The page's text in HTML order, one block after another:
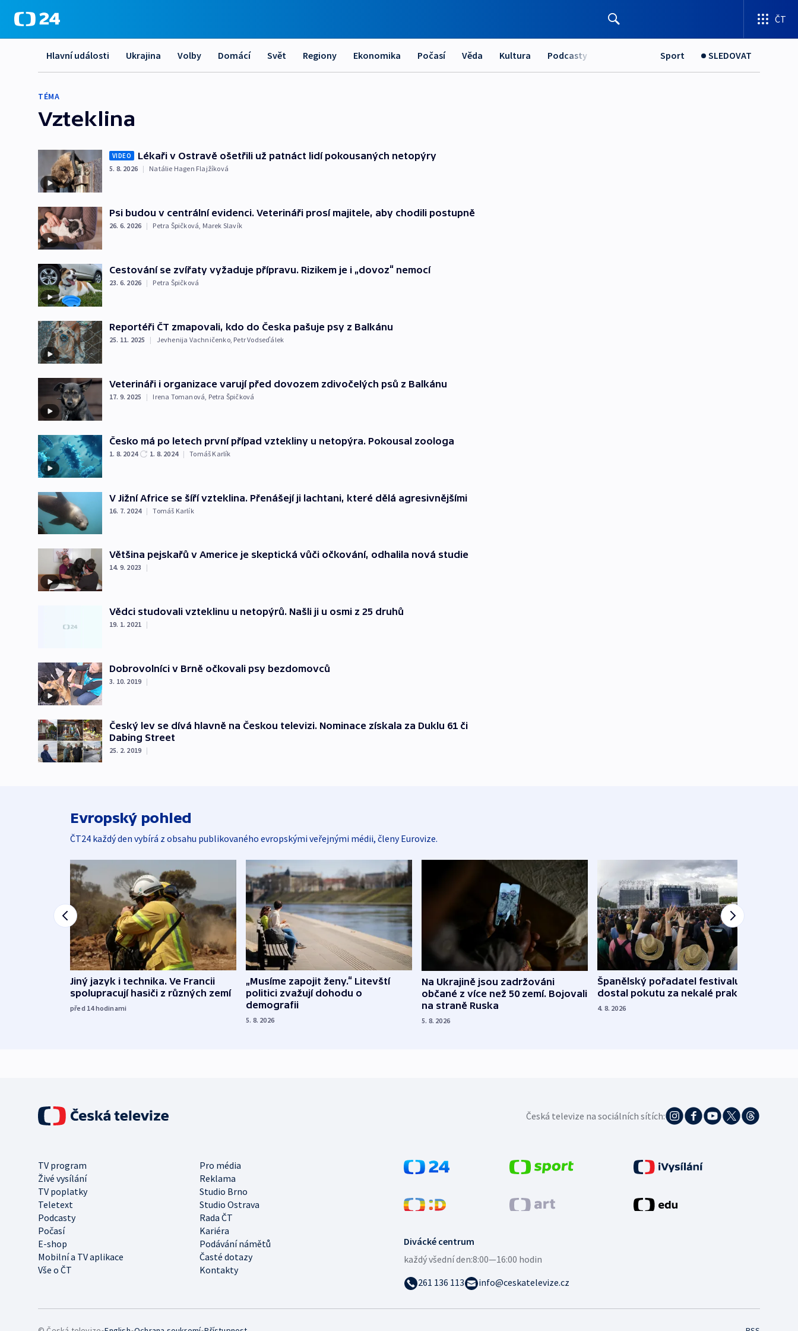
ČT
Hlavní události Ukrajina Volby Domácí Svět Regiony Ekonomika Počasí Věda Kultura Podcasty Sport SLEDOVAT
TÉMA
Vzteklina
VIDEO Lékaři v Ostravě ošetřili už patnáct lidí pokousaných netopýry
5. 8. 2026 | Natálie Hagen Flajžíková
Psi budou v centrální evidenci. Veterináři prosí majitele, aby chodili postupně
26. 6. 2026 | Petra Špičková, Marek Slavík
Cestování se zvířaty vyžaduje přípravu. Rizikem je i „dovoz“ nemocí
23. 6. 2026 | Petra Špičková
Reportéři ČT zmapovali, kdo do Česka pašuje psy z Balkánu
25. 11. 2025 | Jevhenija Vachničenko, Petr Vodseďálek
Veterináři i organizace varují před dovozem zdivočelých psů z Balkánu
17. 9. 2025 | Irena Tomanová, Petra Špičková
Česko má po letech první případ vztekliny u netopýra. Pokousal zoologa
1. 8. 2024 1. 8. 2024 | Tomáš Karlík
V Jižní Africe se šíří vzteklina. Přenášejí ji lachtani, které dělá agresivnějšími
16. 7. 2024 | Tomáš Karlík
Většina pejskařů v Americe je skeptická vůči očkování, odhalila nová studie
14. 9. 2023 |
Vědci studovali vzteklinu u netopýrů. Našli ji u osmi z 25 druhů
19. 1. 2021 |
Dobrovolníci v Brně očkovali psy bezdomovců
3. 10. 2019 |
Český lev se dívá hlavně na Českou televizi. Nominace získala za Duklu 61 či
Dabing Street
25. 2. 2019 |
Evropský pohled
ČT24 každý den vybírá z obsahu publikovaného evropskými veřejnými médii, členy Eurovize.
Jiný jazyk i technika. Ve Francii
spolupracují hasiči z různých zemí
před 14hodinami
„Musíme zapojit ženy.“ Litevští
politici zvažují dohodu o
demografii
5. 8. 2026
Na Ukrajině jsou zadržováni
občané z více než 50 zemí. Bojovali
na straně Ruska
5. 8. 2026
Španělský pořadatel festivalu
dostal pokutu za nekalé praktiky
4. 8. 2026
Česká televize na sociálních sítích:
TV program
Pro média
Živé vysílání
Reklama
TV poplatky
Studio Brno
Teletext
Studio Ostrava
Podcasty
Rada ČT
Počasí
Kariéra
E-shop
Podávání námětů
Mobilní a TV aplikace
Časté dotazy
Vše o ČT
Kontakty
Divácké centrum
každý všední den:8:00—16:00 hodin
261 136 113
info@ceskatelevize.cz